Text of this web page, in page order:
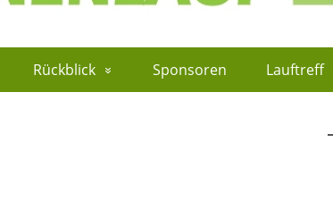
Rückblick Sponsoren Lauftreff